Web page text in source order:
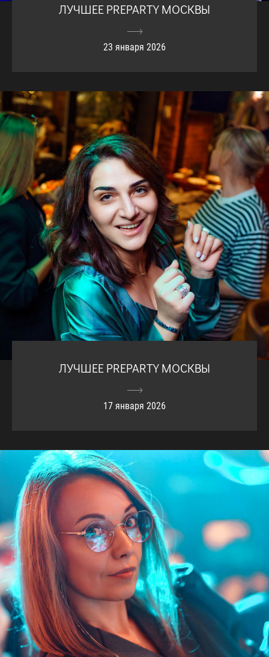
ЛУЧШЕЕ PREPARTY МОСКВЫ
23 января 2026
ЛУЧШЕЕ PREPARTY МОСКВЫ
17 января 2026